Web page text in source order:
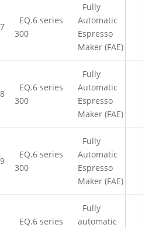
EQ.6 series
300
Fully
Automatic
Espresso
Maker (FAE)
EQ.6 series
300
Fully
Automatic
Espresso
Maker (FAE)
EQ.6 series
300
Fully
Automatic
Espresso
Maker (FAE)
EQ.6 series
Fully
automatic